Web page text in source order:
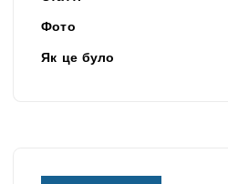
Фото
Як це було